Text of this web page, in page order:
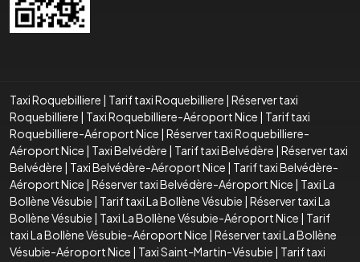
Taxi Roquebilliere | Tarif taxi Roquebilliere | Réserver taxi
Roquebilliere | Taxi Roquebilliere-Aéroport Nice | Tarif taxi
Roquebilliere-Aéroport Nice | Réserver taxi Roquebilliere-
Aéroport Nice | Taxi Belvédère | Tarif taxi Belvédère | Réserver taxi
Belvédère | Taxi Belvédère-Aéroport Nice | Tarif taxi Belvédère-
Aéroport Nice | Réserver taxi Belvédère-Aéroport Nice | Taxi La
Bollène Vésubie | Tarif taxi La Bollène Vésubie | Réserver taxi La
Bollène Vésubie | Taxi La Bollène Vésubie-Aéroport Nice | Tarif
taxi La Bollène Vésubie-Aéroport Nice | Réserver taxi La Bollène
Vésubie-Aéroport Nice | Taxi Saint-Martin-Vésubie | Tarif taxi